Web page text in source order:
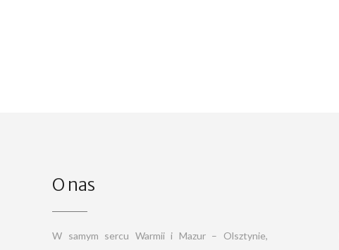
O nas
W samym sercu Warmii i Mazur – Olsztynie,